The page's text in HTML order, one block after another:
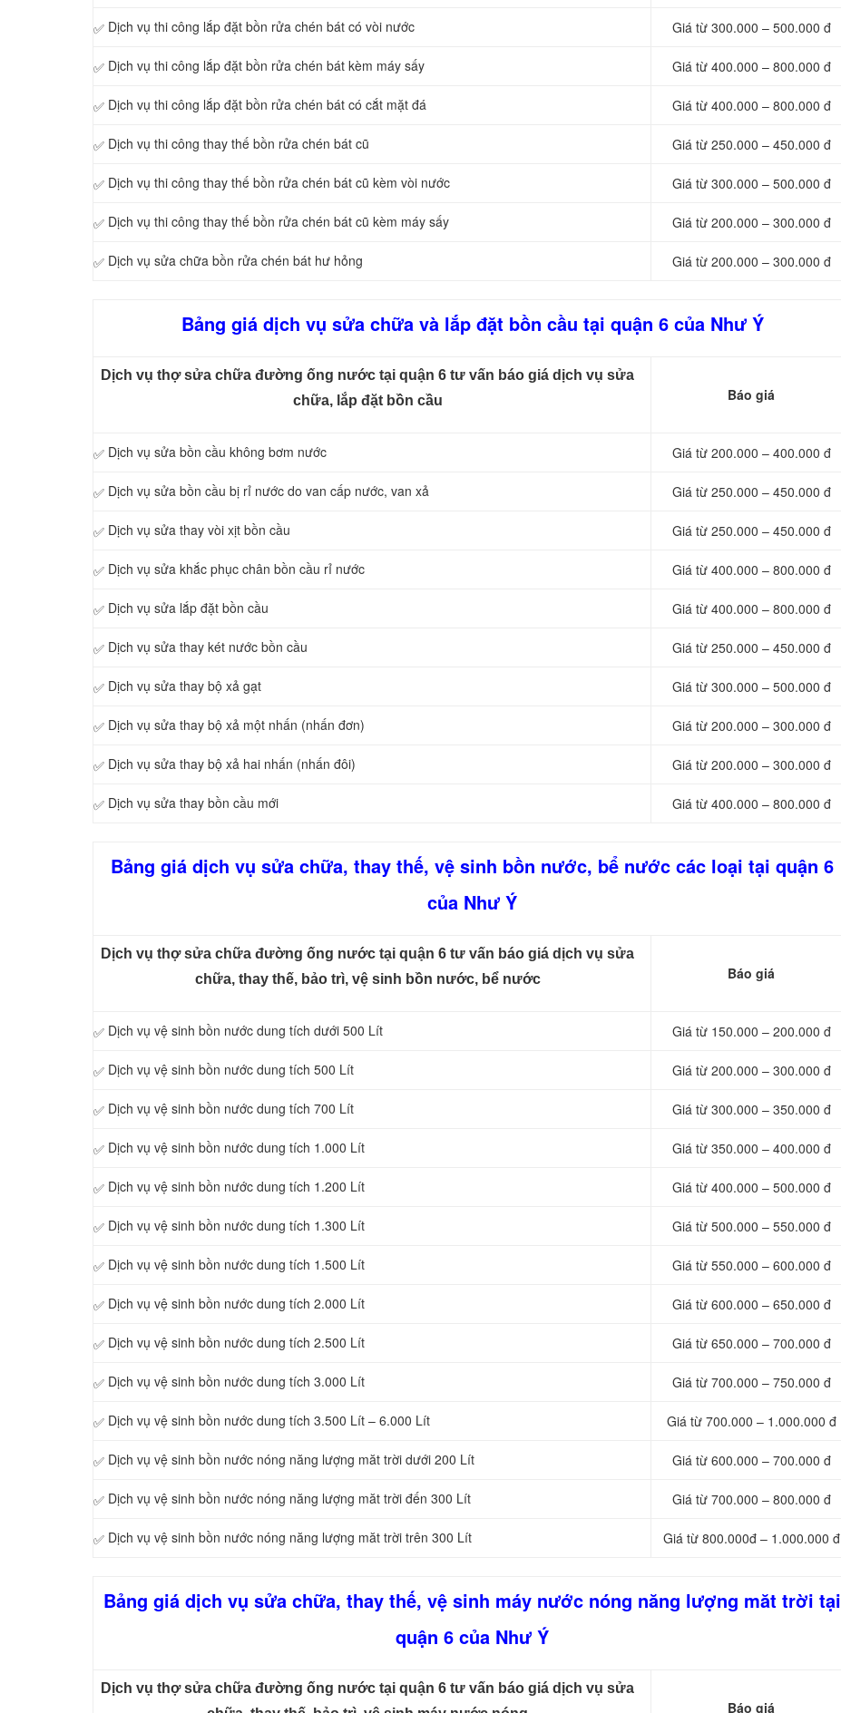
✅ Dịch vụ thi công lắp đặt bồn rửa chén bát có vòi nước Giá từ 300.000 – 500.000 đ
✅ Dịch vụ thi công lắp đặt bồn rửa chén bát kèm máy sấy Giá từ 400.000 – 800.000 đ
✅ Dịch vụ thi công lắp đặt bồn rửa chén bát có cắt mặt đá Giá từ 400.000 – 800.000 đ
✅ Dịch vụ thi công thay thế bồn rửa chén bát cũ Giá từ 250.000 – 450.000 đ
✅ Dịch vụ thi công thay thế bồn rửa chén bát cũ kèm vòi nước Giá từ 300.000 – 500.000 đ
✅ Dịch vụ thi công thay thế bồn rửa chén bát cũ kèm máy sấy Giá từ 200.000 – 300.000 đ
✅ Dịch vụ sửa chữa bồn rửa chén bát hư hỏng Giá từ 200.000 – 300.000 đ
Bảng giá dịch vụ sửa chữa và lắp đặt bồn cầu tại quận 6 của Như Ý
Dịch vụ thợ sửa chữa đường ống nước tại quận 6 tư vấn báo giá dịch vụ sửa
chữa, lắp đặt bồn cầu
Báo giá
✅ Dịch vụ sửa bồn cầu không bơm nước Giá từ 200.000 – 400.000 đ
✅ Dịch vụ sửa bồn cầu bị rỉ nước do van cấp nước, van xả Giá từ 250.000 – 450.000 đ
✅ Dịch vụ sửa thay vòi xịt bồn cầu Giá từ 250.000 – 450.000 đ
✅ Dịch vụ sửa khắc phục chân bồn cầu rỉ nước Giá từ 400.000 – 800.000 đ
✅ Dịch vụ sửa lắp đặt bồn cầu Giá từ 400.000 – 800.000 đ
✅ Dịch vụ sửa thay két nước bồn cầu Giá từ 250.000 – 450.000 đ
✅ Dịch vụ sửa thay bộ xả gạt Giá từ 300.000 – 500.000 đ
✅ Dịch vụ sửa thay bộ xả một nhấn (nhấn đơn) Giá từ 200.000 – 300.000 đ
✅ Dịch vụ sửa thay bộ xả hai nhấn (nhấn đôi) Giá từ 200.000 – 300.000 đ
✅ Dịch vụ sửa thay bồn cầu mới Giá từ 400.000 – 800.000 đ
Bảng giá dịch vụ sửa chữa, thay thế, vệ sinh bồn nước, bể nước các loại tại quận 6
của Như Ý
Dịch vụ thợ sửa chữa đường ống nước tại quận 6 tư vấn báo giá dịch vụ sửa
chữa, thay thế, bảo trì, vệ sinh bồn nước, bể nước
Báo giá
✅ Dịch vụ vệ sinh bồn nước dung tích dưới 500 Lít Giá từ 150.000 – 200.000 đ
✅ Dịch vụ vệ sinh bồn nước dung tích 500 Lít Giá từ 200.000 – 300.000 đ
✅ Dịch vụ vệ sinh bồn nước dung tích 700 Lít Giá từ 300.000 – 350.000 đ
✅ Dịch vụ vệ sinh bồn nước dung tích 1.000 Lít Giá từ 350.000 – 400.000 đ
✅ Dịch vụ vệ sinh bồn nước dung tích 1.200 Lít Giá từ 400.000 – 500.000 đ
✅ Dịch vụ vệ sinh bồn nước dung tích 1.300 Lít Giá từ 500.000 – 550.000 đ
✅ Dịch vụ vệ sinh bồn nước dung tích 1.500 Lít Giá từ 550.000 – 600.000 đ
✅ Dịch vụ vệ sinh bồn nước dung tích 2.000 Lít Giá từ 600.000 – 650.000 đ
✅ Dịch vụ vệ sinh bồn nước dung tích 2.500 Lít Giá từ 650.000 – 700.000 đ
✅ Dịch vụ vệ sinh bồn nước dung tích 3.000 Lít Giá từ 700.000 – 750.000 đ
✅ Dịch vụ vệ sinh bồn nước dung tích 3.500 Lít – 6.000 Lít Giá từ 700.000 – 1.000.000 đ
✅ Dịch vụ vệ sinh bồn nước nóng năng lượng măt trời dưới 200 Lít Giá từ 600.000 – 700.000 đ
✅ Dịch vụ vệ sinh bồn nước nóng năng lượng măt trời đến 300 Lít Giá từ 700.000 – 800.000 đ
✅ Dịch vụ vệ sinh bồn nước nóng năng lượng măt trời trên 300 Lít Giá từ 800.000đ – 1.000.000 đ
Bảng giá dịch vụ sửa chữa, thay thế, vệ sinh máy nước nóng năng lượng măt trời tại
quận 6 của Như Ý
Dịch vụ thợ sửa chữa đường ống nước tại quận 6 tư vấn báo giá dịch vụ sửa
Báo giá